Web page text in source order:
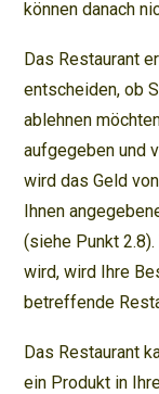
können danach
Das Restaurant
entscheiden, ob
ablehnen
aufgegeben und
wird das Geld
Ihnen
(siehe Punkt
wird, wird Ihre
betreffende
Das Restaurant
ein Produkt in